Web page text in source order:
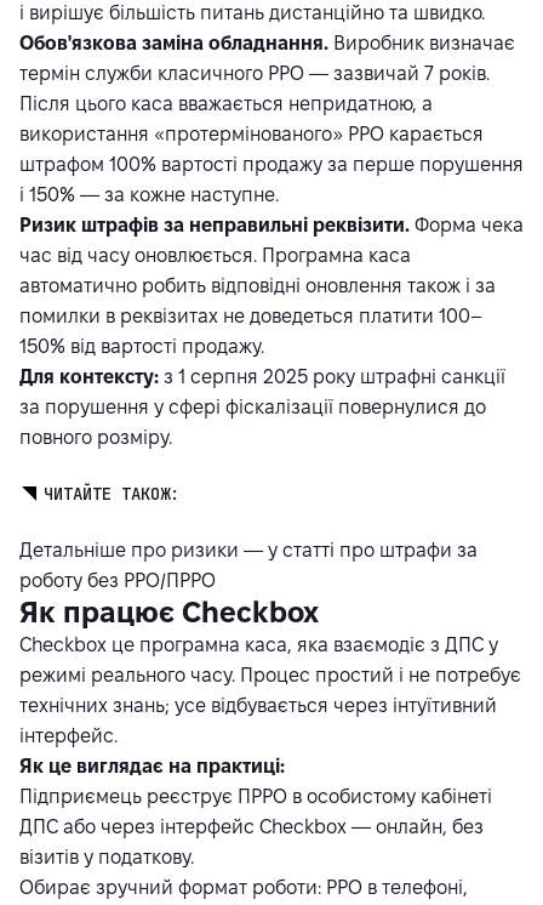
і вирішує більшість питань дистанційно та швидко.
Обов'язкова заміна обладнання. Виробник визначає
термін служби класичного РРО — зазвичай 7 років.
Після цього каса вважається непридатною, а
використання «протермінованого» РРО карається
штрафом 100% вартості продажу за перше порушення
і 150% — за кожне наступне.
Ризик штрафів за неправильні реквізити. Форма чека
час від часу оновлюється. Програмна каса
автоматично робить відповідні оновлення також і за
помилки в реквізитах не доведеться платити 100–
150% від вартості продажу.
Для контексту: з 1 серпня 2025 року штрафні санкції
за порушення у сфері фіскалізації повернулися до
повного розміру.
ЧИТАЙТЕ ТАКОЖ:
Детальніше про ризики — у статті про штрафи за
роботу без РРО/ПРРО
Як працює Checkbox
Checkbox це програмна каса, яка взаємодіє з ДПС у
режимі реального часу. Процес простий і не потребує
технічних знань; усе відбувається через інтуїтивний
інтерфейс.
Як це виглядає на практиці:
Підприємець реєструє ПРРО в особистому кабінеті
ДПС або через інтерфейс Checkbox — онлайн, без
візитів у податкову.
Обирає зручний формат роботи: РРО в телефоні,